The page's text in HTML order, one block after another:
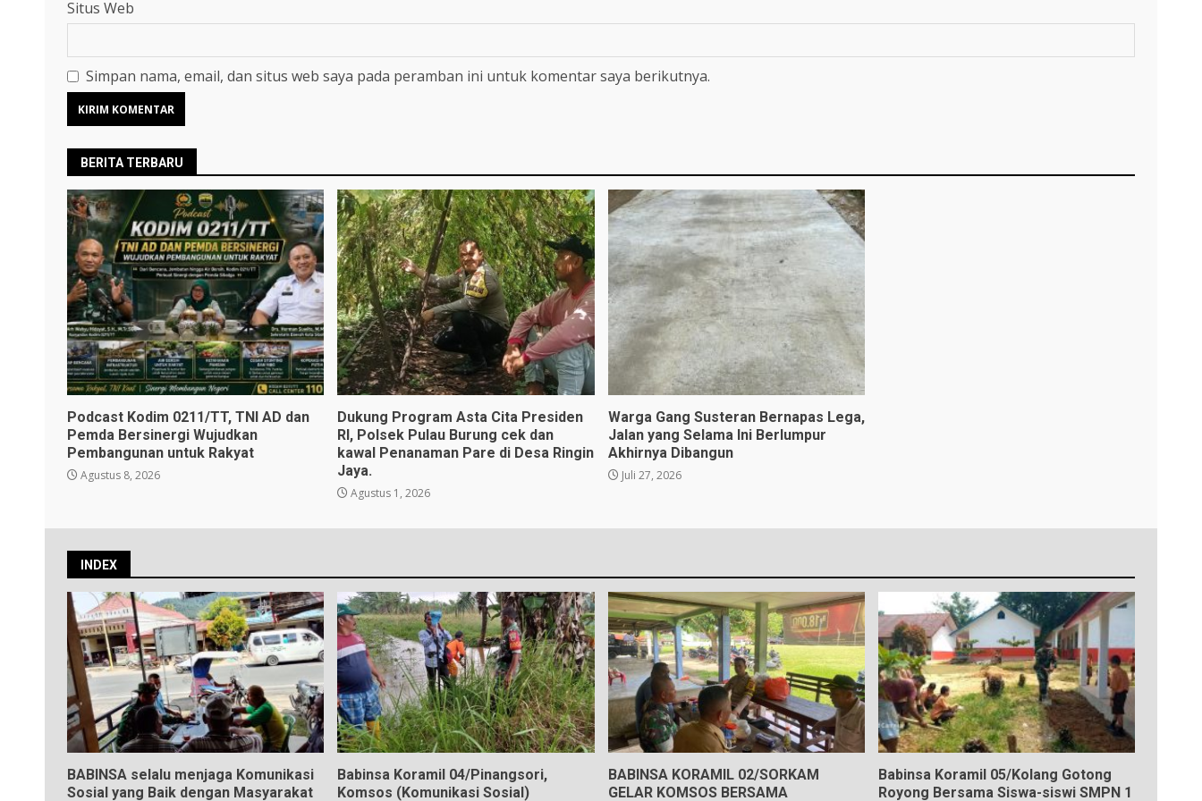
Situs Web
Simpan nama, email, dan situs web saya pada peramban ini untuk komentar saya berikutnya.
BERITA TERBARU
Podcast Kodim 0211/TT, TNI AD dan
Pemda Bersinergi Wujudkan
Pembangunan untuk Rakyat
Agustus 8, 2026
Dukung Program Asta Cita Presiden
RI, Polsek Pulau Burung cek dan
kawal Penanaman Pare di Desa Ringin
Jaya.
Agustus 1, 2026
Warga Gang Susteran Bernapas Lega,
Jalan yang Selama Ini Berlumpur
Akhirnya Dibangun
Juli 27, 2026
INDEX
BABINSA selalu menjaga Komunikasi
Sosial yang Baik dengan Masyarakat
Babinsa Koramil 04/Pinangsori,
Komsos (Komunikasi Sosial)
BABINSA KORAMIL 02/SORKAM
GELAR KOMSOS BERSAMA
Babinsa Koramil 05/Kolang Gotong
Royong Bersama Siswa-siswi SMPN 1